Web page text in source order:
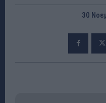
30